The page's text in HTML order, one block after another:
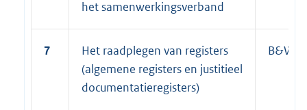
het samenwerkingsverband
7
Het raadplegen van registers
(algemene registers en justitieel
documentatieregisters)
B&W